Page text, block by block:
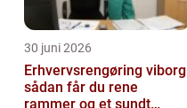
30 juni 2026
Erhvervsrengøring viborg
sådan får du rene
rammer og et sundt